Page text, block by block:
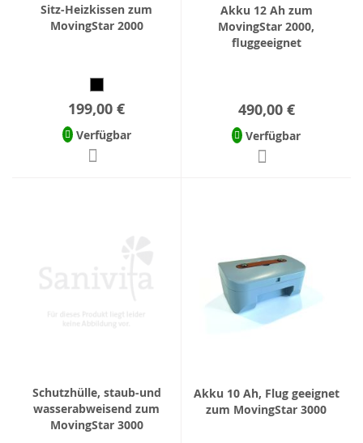
Sitz-Heizkissen zum
MovingStar 2000
199,00 €
Verfügbar
Akku 12 Ah zum
MovingStar 2000,
fluggeeignet
490,00 €
Verfügbar
Schutzhülle, staub-und
wasserabweisend zum
MovingStar 3000
Akku 10 Ah, Flug geeignet
zum MovingStar 3000